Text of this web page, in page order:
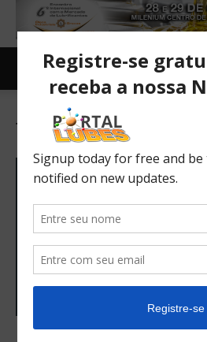
Tag: Edição 66